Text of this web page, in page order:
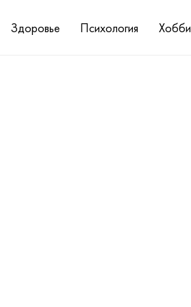
Здоровье Психология Хобби